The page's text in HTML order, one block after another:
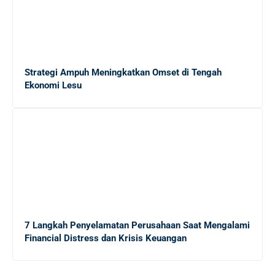
Mengungkap Dunia Freelance: Apakah Ekonomi Gig
Tepat untuk Lulusan Baru?
Strategi Ampuh Meningkatkan Omset di Tengah
Ekonomi Lesu
7 Langkah Penyelamatan Perusahaan Saat Mengalami
Financial Distress dan Krisis Keuangan